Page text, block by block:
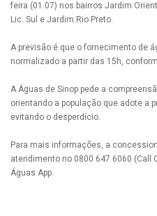
feira (01.07) nos bairros Jardim
Lic. Sul e Jardim Rio Preto.
A previsão é que o fornecimento de
normalizado a partir das 15h,
A Águas de Sinop pede a
orientando a população que adote a
evitando o desperdício.
Para mais informações, a
atendimento no 0800 647 6060 (Call
Águas App.